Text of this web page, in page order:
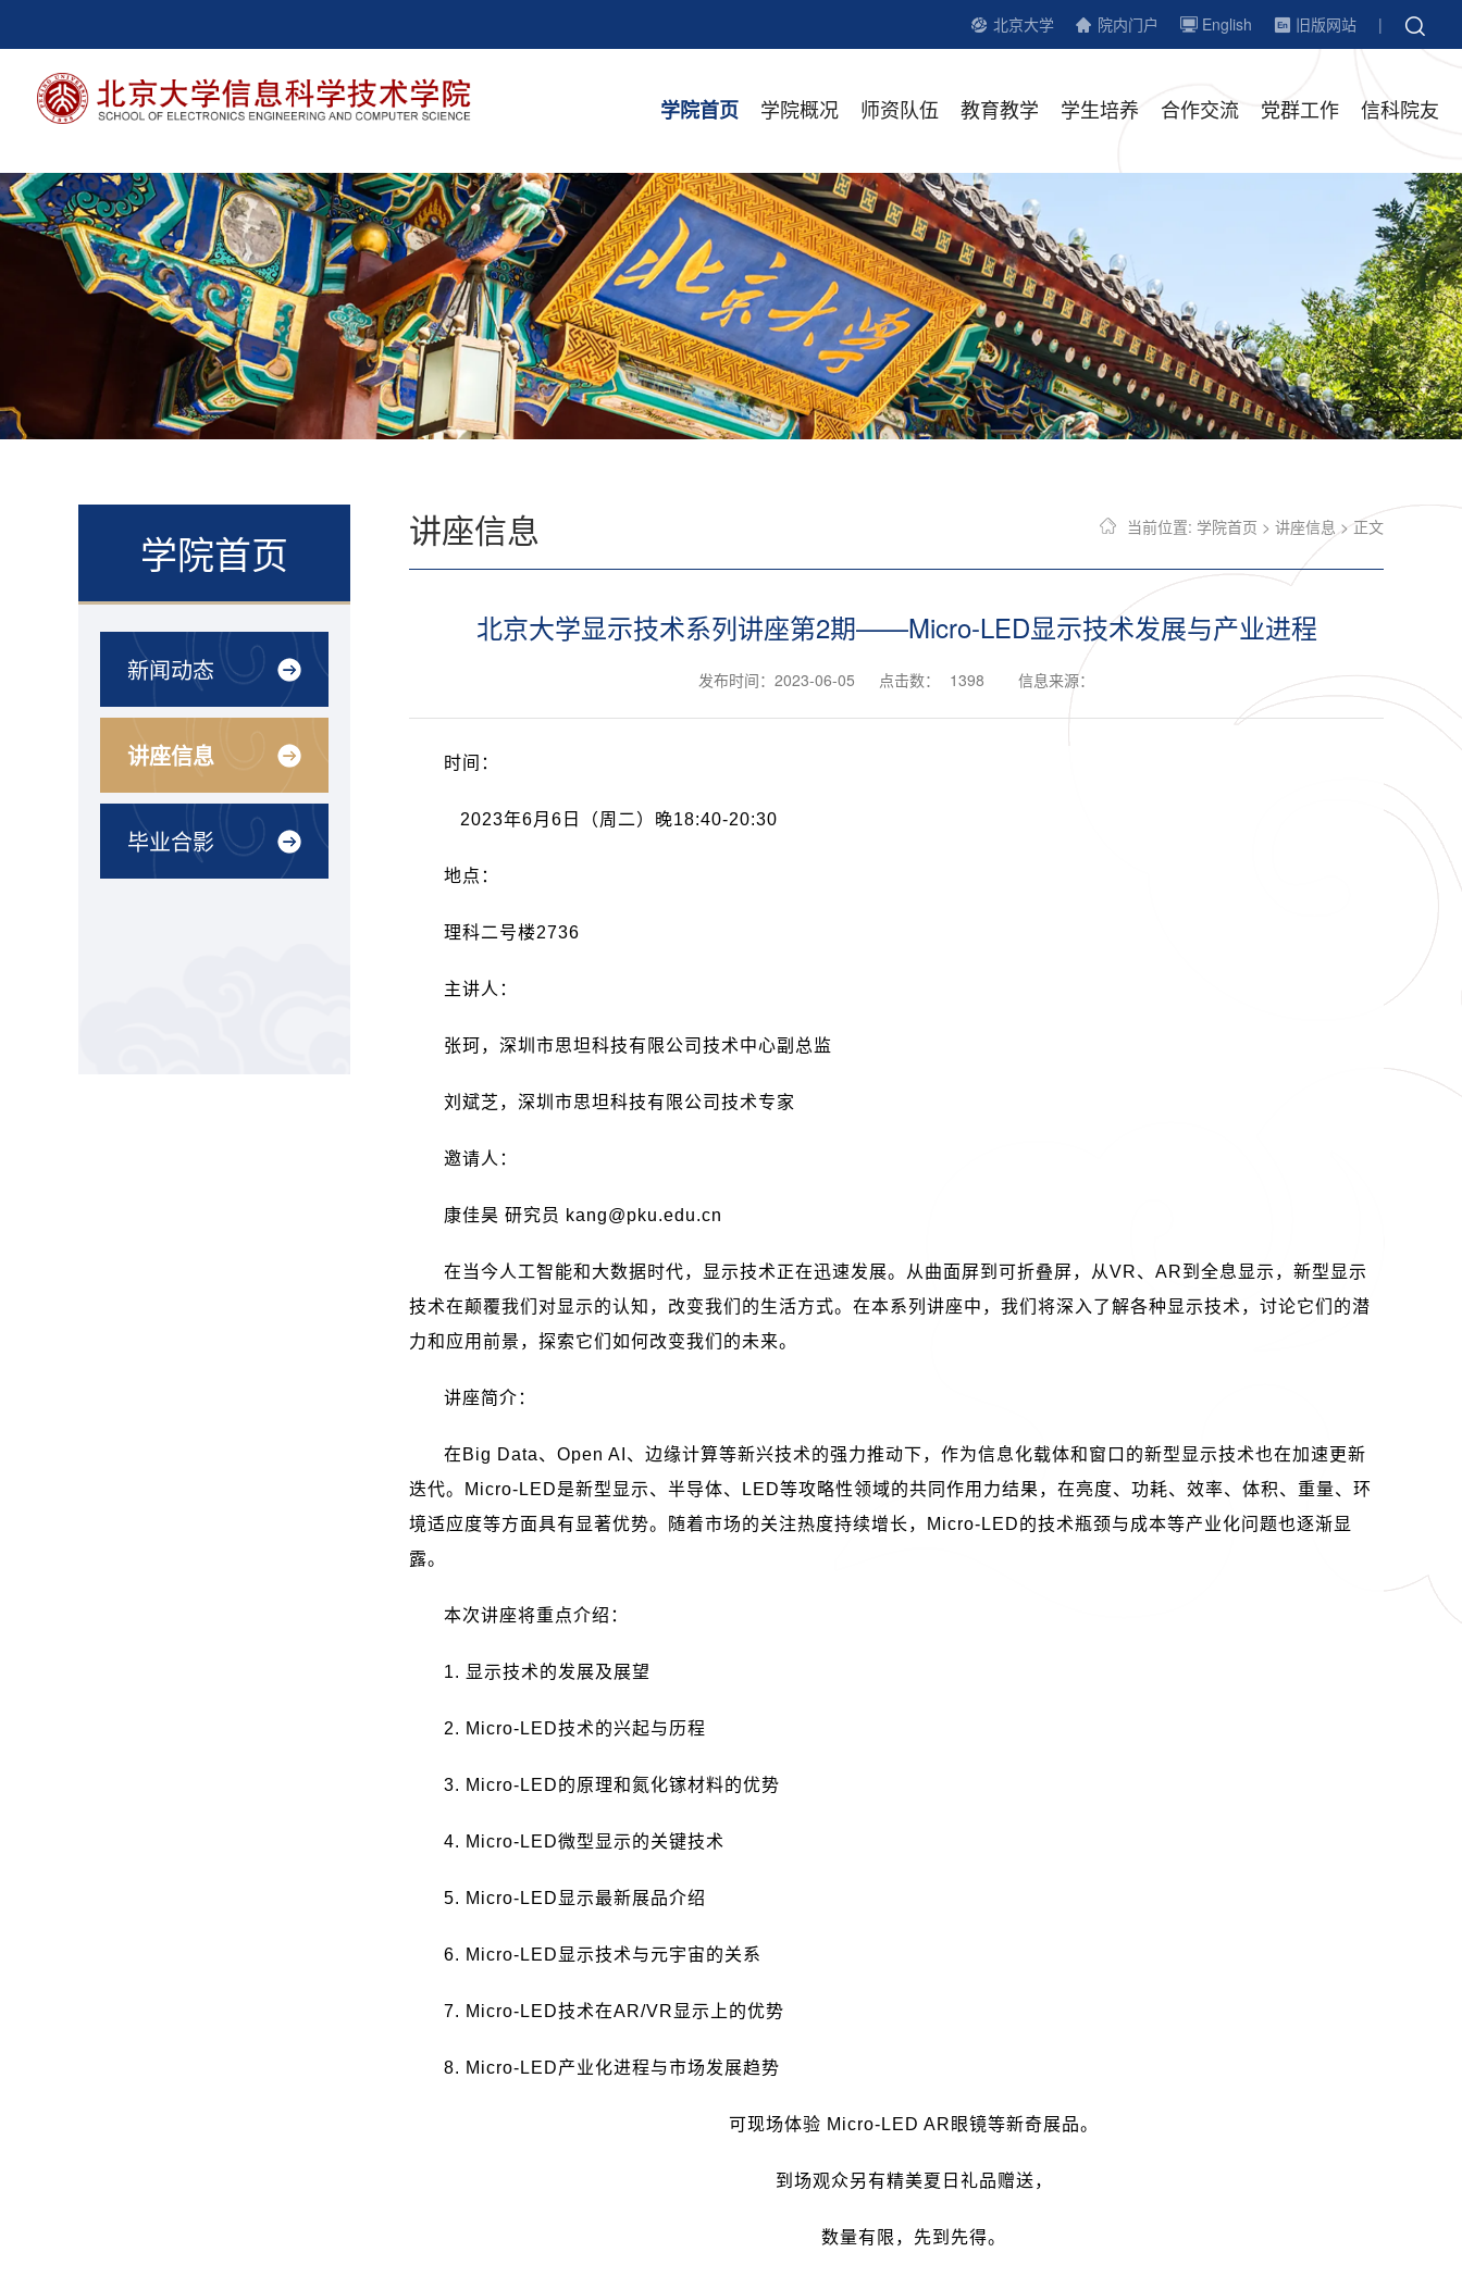
北京大学 院内门户 English 旧版网站 |
学院首页 学院概况 师资队伍 教育教学 学生培养 合作交流 党群工作 信科院友
学院首页
新闻动态
讲座信息
毕业合影
讲座信息 当前位置: 学院首页 > 讲座信息 > 正文
北京大学显示技术系列讲座第2期——Micro-LED显示技术发展与产业进程
发布时间：2023-06-05 点击数： 1398 信息来源：
时间：
2023年6月 6 日（周二）晚18:40-20:30
地点：
理科二号楼2736
主讲人：
张珂，深圳市思坦科技有限公司技术中心副总监
刘斌芝，深圳市思坦科技有限公司技术专家
邀请人：
康佳昊 研究员 kang@pku.edu.cn
在当今人工智能和大数据时代，显示技术正在迅速发展。从曲面屏到可折叠屏，从VR、 AR到全息显示，新型显示
技术在颠覆我们对显示的认知，改变我们的生活方式。在本系列讲座中，我们将深入了解各种显示技术，讨论它们的潜
力和应用前景，探索它们如何改变我们的未来。
讲座简介：
在 Big Data、 Open AI 、边缘计算等新兴技术的强力推动下，作为信息化载体和窗口的新型显示技术也在加速更新
迭代。
Micro-LED是新型显示、半导体、 LED等攻略性领域的共同作用力结果，在亮度、功耗、效率、体积、重量、环
境适应度等方面具有显著优势。随着市场的关注热度持续增长，
Micro-LED的技术瓶颈与成本等产业化问题也逐渐显
露。
本次讲座将重点介绍：
1. 显示技术的发展及展望
2. Micro-LED技术的兴起与历程
3. Micro-LED的原理和氮化镓材料的优势
4. Micro-LED微型显示的关键技术
5. Micro-LED 显示最新展品介绍
6. Micro-LED 显示技术与元宇宙的关系
7. Micro-LED技术在AR/VR 显示上的优势
8. Micro-LED产业化进程与市场发展趋势
可现场体验 Micro-LED AR 眼镜等新奇展品。
到场观众另有精美夏日礼品赠送，
数量有限，先到先得。